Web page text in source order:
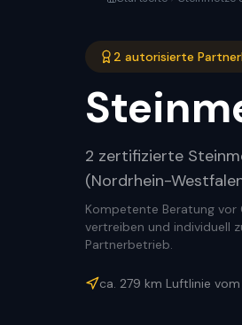
2 autorisierte
2 zertifizierte
(Nordrhein-
Kompetente Beratung
vertreiben und individuell
Partnerbetrieb.
ca. 279 km Luftlinie